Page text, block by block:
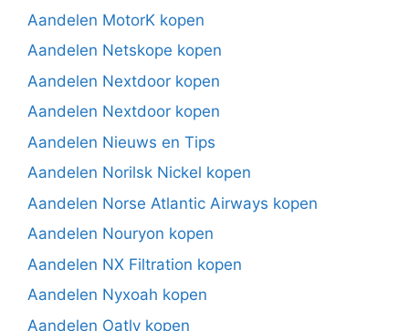
Aandelen MotorK kopen
Aandelen Netskope kopen
Aandelen Nextdoor kopen
Aandelen Nextdoor kopen
Aandelen Nieuws en Tips
Aandelen Norilsk Nickel kopen
Aandelen Norse Atlantic Airways kopen
Aandelen Nouryon kopen
Aandelen NX Filtration kopen
Aandelen Nyxoah kopen
Aandelen Oatly kopen